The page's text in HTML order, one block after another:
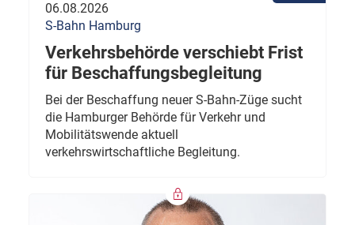
06.08.2026
S-Bahn Hamburg
Verkehrsbehörde verschiebt Frist
für Beschaffungsbegleitung
Bei der Beschaffung neuer S-Bahn-Züge sucht
die Hamburger Behörde für Verkehr und
Mobilitätswende aktuell
verkehrswirtschaftliche Begleitung.